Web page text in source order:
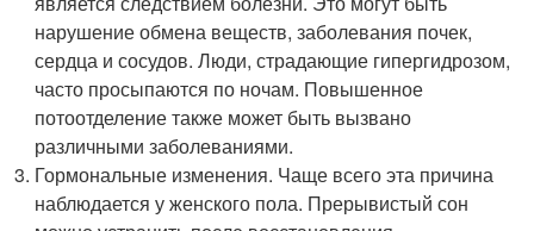
нарушение обмена веществ, заболевания почек,
сердца и сосудов. Люди, страдающие гипергидрозом,
часто просыпаются по ночам. Повышенное
потоотделение также может быть вызвано
различными заболеваниями.
Гормональные изменения. Чаще всего эта причина
наблюдается у женского пола. Прерывистый сон